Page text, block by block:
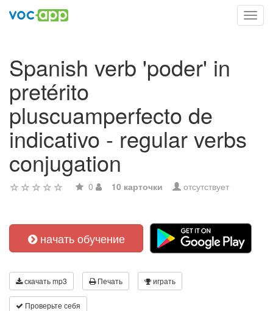
Spanish verb 'poder' in
pretérito
pluscuamperfecto de
indicativo - regular verbs
conjugation
0 10 карточки отсутствует
начать обучение
скачать mp3 Печать играть
Проверьте себя